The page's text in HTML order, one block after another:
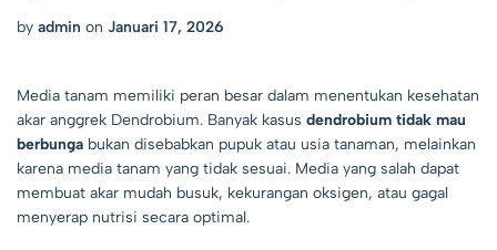
by admin on Januari 17, 2026
Media tanam memiliki peran besar dalam menentukan kesehatan
akar anggrek Dendrobium. Banyak kasus dendrobium tidak mau
berbunga bukan disebabkan pupuk atau usia tanaman, melainkan
karena media tanam yang tidak sesuai. Media yang salah dapat
membuat akar mudah busuk, kekurangan oksigen, atau gagal
menyerap nutrisi secara optimal.